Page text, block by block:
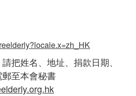
把姓名、地址、捐款日期、
至本會秘書